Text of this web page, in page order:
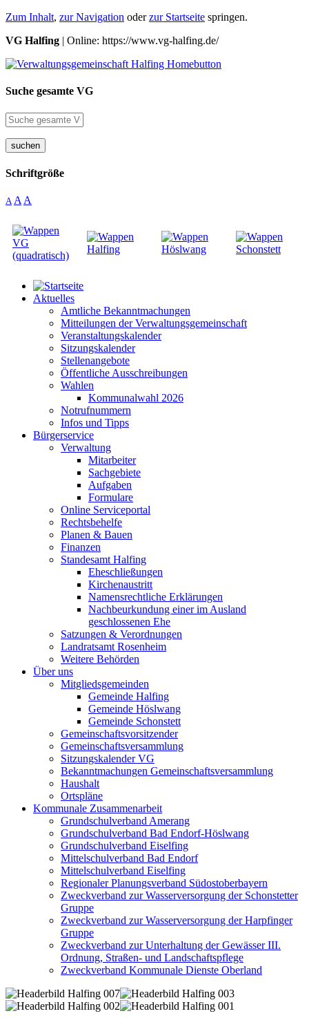
Zum Inhalt, zur Navigation oderzur Startseite springen.
VG Halfing | Online: https://www.vg-halfing.de/
Suche gesamte VG
suchen
Schriftgröße
A A A
Aktuelles
Amtliche Bekanntmachungen
Mitteilungen der Verwaltungsgemeinschaft
Veranstaltungskalender
Sitzungskalender
Stellenangebote
Öffentliche Ausschreibungen
Wahlen
Kommunalwahl 2026
Notrufnummern
Infos und Tipps
Bürgerservice
Verwaltung
Mitarbeiter
Sachgebiete
Aufgaben
Formulare
Online Serviceportal
Rechtsbehelfe
Planen & Bauen
Finanzen
Standesamt Halfing
Eheschließungen
Kirchenaustritt
Namensrechtliche Erklärungen
Nachbeurkundung einer im Ausland
geschlossenen Ehe
Satzungen & Verordnungen
Landratsamt Rosenheim
Weitere Behörden
Über uns
Mitgliedsgemeinden
Gemeinde Halfing
Gemeinde Höslwang
Gemeinde Schonstett
Gemeinschaftsvorsitzender
Gemeinschaftsversammlung
Sitzungskalender VG
Bekanntmachungen Gemeinschaftsversammlung
Haushalt
Ortspläne
Kommunale Zusammenarbeit
Grundschulverband Amerang
Grundschulverband Bad Endorf-Höslwang
Grundschulverband Eiselfing
Mittelschulverband Bad Endorf
Mittelschulverband Eiselfing
Regionaler Planungsverband Südostoberbayern
Zweckverband zur Wasserversorgung der Schonstetter
Gruppe
Zweckverband zur Wasserversorgung der Harpfinger
Gruppe
Zweckverband zur Unterhaltung der Gewässer III.
Ordnung, Straßen- und Landschaftspflege
Zweckverband Kommunale Dienste Oberland